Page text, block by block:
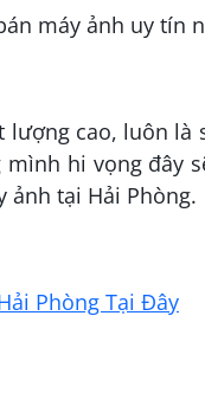
cao, luôn
hi vọng đây
ảnh tại Hải Phòng.
Phòng Tại Đây